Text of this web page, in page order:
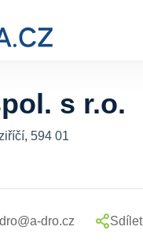
s r.o.
594 01
dro.cz Sdílet